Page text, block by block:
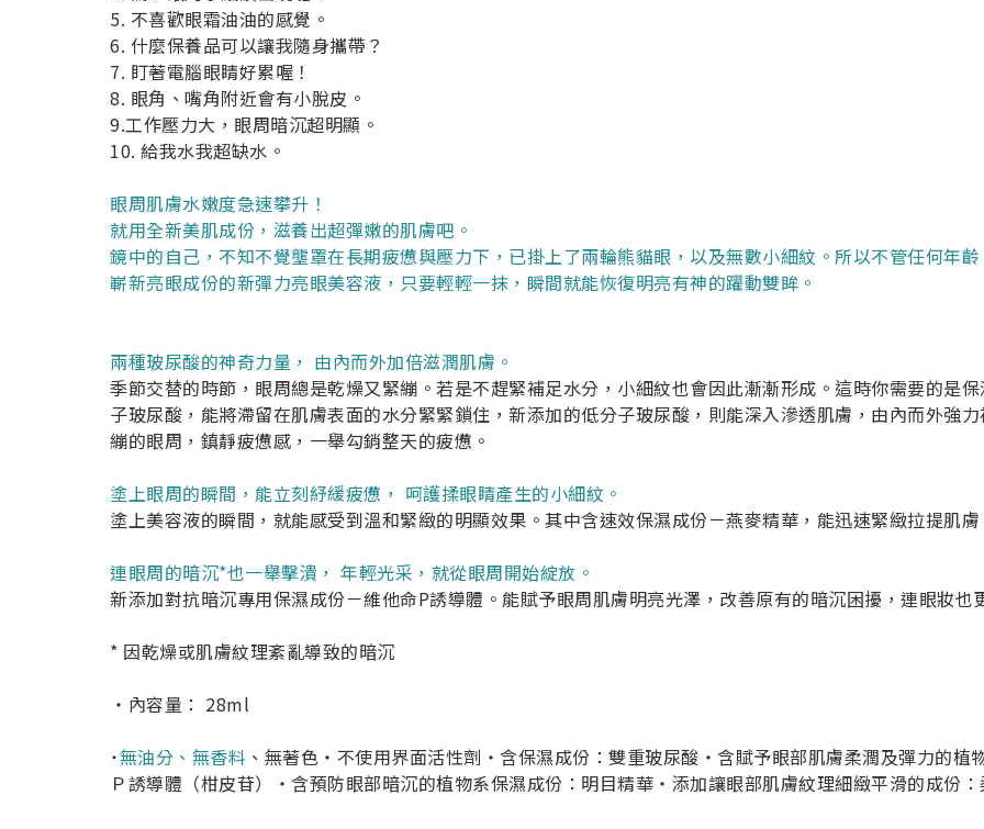
5. 不喜歡眼霜油油的感覺。
6. 什麼保養品可以讓我隨身攜帶？
7. 盯著電腦眼睛好累喔！
8. 眼角、嘴角附近會有小脫皮。
9.工作壓力大，眼周暗沉超明顯。
10. 給我水我超缺水。
眼周肌膚水嫩度急速攀升！
就用全新美肌成份，滋養出超彈嫩的肌膚吧。
鏡中的自己，不知不覺壟罩在長期疲憊與壓力下，已掛上了兩輪熊貓眼，以及無數小細紋。所以不管任何年
嶄新亮眼成份的新彈力亮眼美容液，只要輕輕一抹，瞬間就能恢復明亮有神的躍動雙眸。
兩種玻尿酸的神奇力量， 由內而外加倍滋潤肌膚。
季節交替的時節，眼周總是乾燥又緊繃。若是不趕緊補足水分，小細紋也會因此漸漸形成。這時你需要的是
子玻尿酸，能將滯留在肌膚表面的水分緊緊鎖住，新添加的低分子玻尿酸，則能深入滲透肌膚，由內而外強
繃的眼周，鎮靜疲憊感，一舉勾銷整天的疲憊。
塗上眼周的瞬間，能立刻紓緩疲憊， 呵護揉眼睛產生的小細紋。
塗上美容液的瞬間，就能感受到溫和緊緻的明顯效果。其中含速效保濕成份－燕麥精華，能迅速緊緻拉提肌
連眼周的暗沉*也一舉擊潰， 年輕光采，就從眼周開始綻放。
新添加對抗暗沉專用保濕成份－維他命P誘導體。能賦予眼周肌膚明亮光澤，改善原有的暗沉困擾，連眼妝
* 因乾燥或肌膚紋理紊亂導致的暗沉
‧內容量： 28ml
˙無油分、無香料 、無著色‧不使用界面活性劑‧含保濕成份：雙重玻尿酸‧含賦予眼部肌膚柔潤及彈力的植
Ｐ誘導體（柑皮苷）‧含預防眼部暗沉的植物系保濕成份：明目精華‧添加讓眼部肌膚紋理細緻平滑的成份